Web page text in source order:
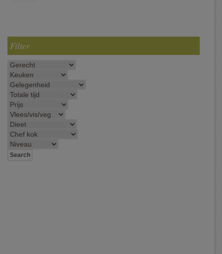
Filter